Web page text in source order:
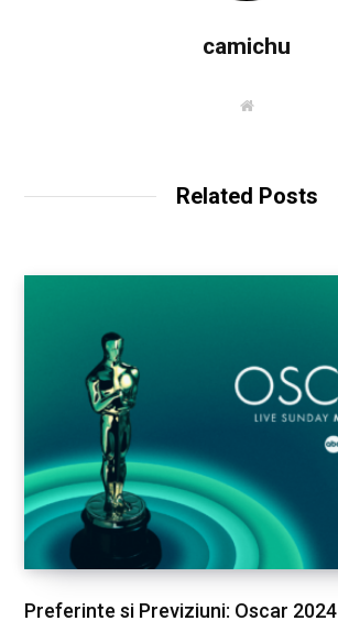
camichu
W
Related Posts
Preferinte si Previziuni: Oscar 2024